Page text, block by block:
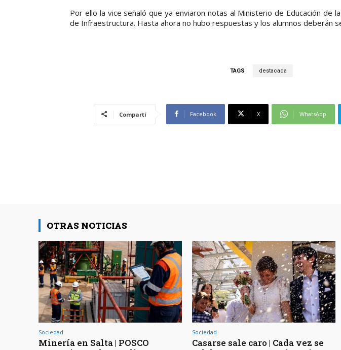
Por ello la vice señaló que ya enviaron notas al Ministerio de Educación de
de Infraestructura. Hasta ahora no hubo respuestas y los alumnos deberán
TAGS destacada
Compartí Facebook X WhatsApp
OTRAS NOTICIAS
Sociedad
Minería en Salta | POSCO
Sociedad
Casarse sale caro | Cada vez se